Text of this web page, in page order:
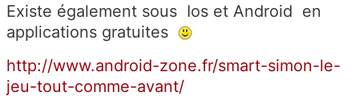
Existe également sous Ios et Android en
applications gratuites
http://www.android-zone.fr/smart-simon-le-
jeu-tout-comme-avant/